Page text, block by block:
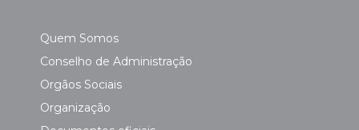
Quem Somos
Conselho de Administração
Orgãos Sociais
Organização